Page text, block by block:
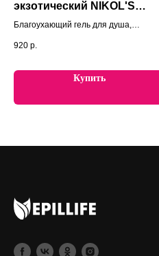
экзотический NIKOL'S
PROFESSIONAL
Благоухающий гель для душа,
экстрактами, бережно очищает кожу и
920 р.
Купить